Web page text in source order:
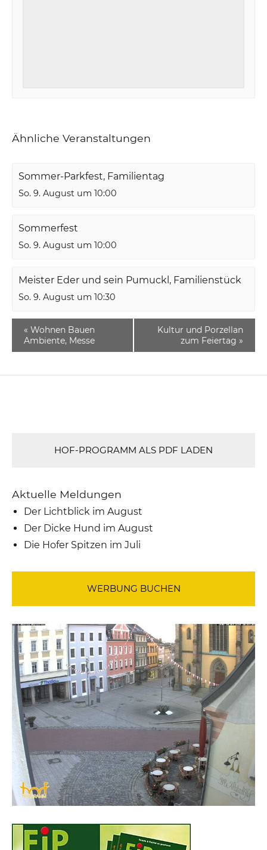
Ähnliche Veranstaltungen
Sommer-Parkfest, Familientag
So. 9. August um 10:00
Sommerfest
So. 9. August um 10:00
Meister Eder und sein Pumuckl, Familienstück
So. 9. August um 10:30
« Wohnen Bauen
Ambiente, Messe
Kultur und Porzellan
zum Feiertag »
HOF-PROGRAMM ALS PDF LADEN
Aktuelle Meldungen
Der Lichtblick im August
Der Dicke Hund im August
Die Hofer Spitzen im Juli
WERBUNG BUCHEN